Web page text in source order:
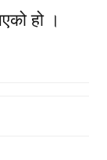
हो ।